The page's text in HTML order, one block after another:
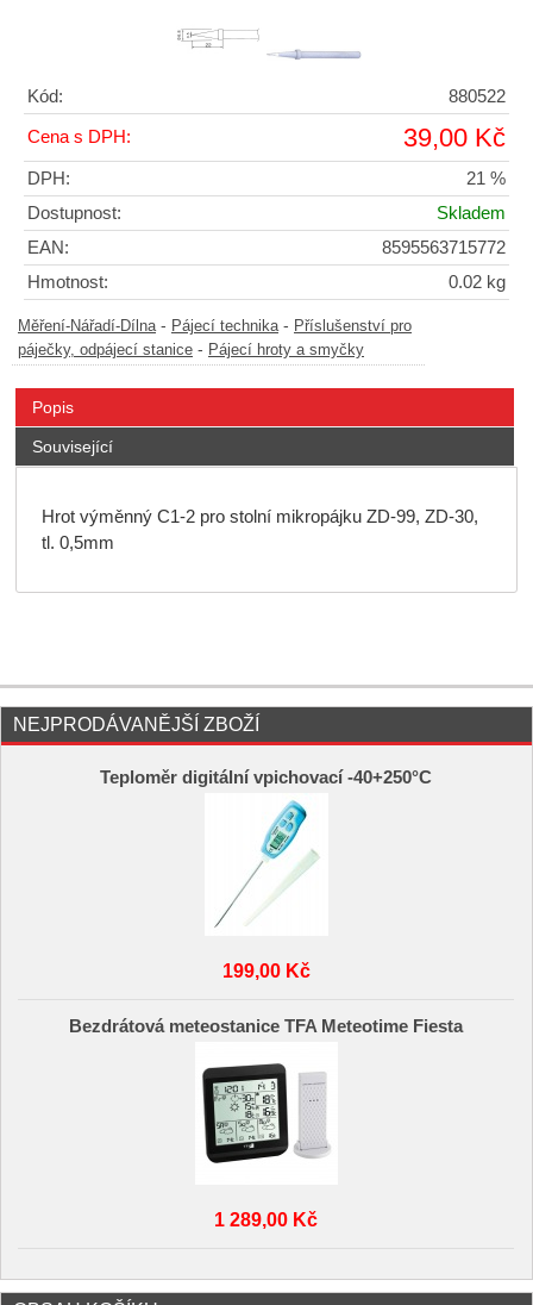
Kód: 880522
Cena s DPH: 39,00 Kč
DPH:
21 %
Dostupnost:
Skladem
EAN:
8595563715772
Hmotnost:
0.02 kg
Měření-Nářadí-Dílna- Pájecí technika- Příslušenství pro
páječky, odpájecí stanice - Pájecí hroty a smyčky
Popis
Související
Hrot výměnný C1-2 pro stolní mikropájku ZD-99, ZD-30,
tl. 0,5mm
NEJPRODÁVANĚJŠÍ ZBOŽÍ
Teploměr digitální vpichovací -40+250°C
199,00 Kč
Bezdrátová meteostanice TFA Meteotime Fiesta
1 289,00 Kč